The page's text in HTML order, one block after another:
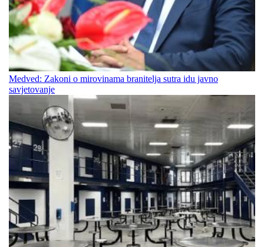
Medved: Zakoni o mirovinama branitelja sutra idu javno
savjetovanje